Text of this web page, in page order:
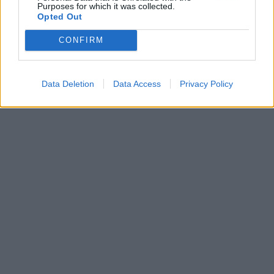
Purposes for which it was collected.
Opted Out
CONFIRM
Data Deletion Data Access Privacy Policy